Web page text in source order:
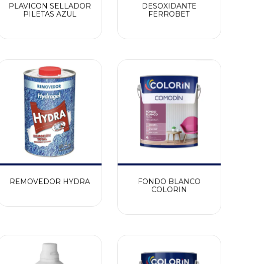
PLAVICON SELLADOR
PILETAS AZUL
DESOXIDANTE
FERROBET
REMOVEDOR HYDRA
FONDO BLANCO
COLORIN